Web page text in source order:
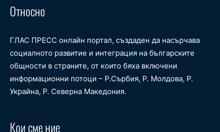
Относно
ГЛАС ПРЕСС онлайн портал, създаден да насърчава
социалното развитие и интеграция на българските
общности в страните, от които бяха включени
информационни потоци – Р.Сърбия, Р. Молдова, Р.
Украйна, Р. Северна Македония.
Кои сме ние